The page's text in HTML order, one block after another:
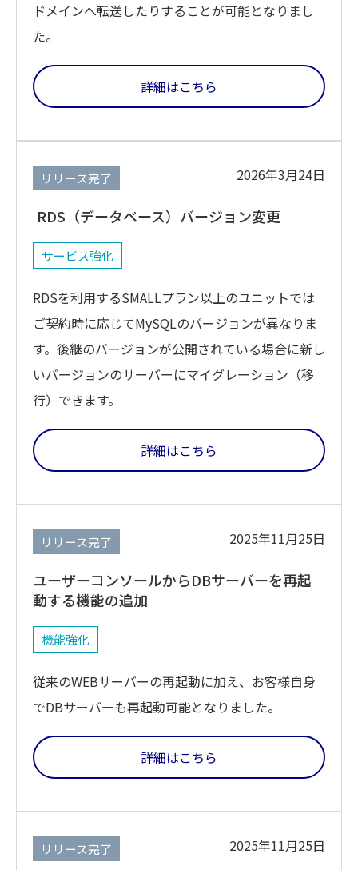
ドメインへ転送したりすることが可能となりまし
た。
詳細はこちら
リリース完了 2026年3月24日
RDS（データベース）バージョン変更
サービス強化
RDSを利用するSMALLプラン以上のユニットでは
ご契約時に応じてMySQLのバージョンが異なりま
す。後継のバージョンが公開されている場合に新し
いバージョンのサーバーにマイグレーション（移
行）できます。
詳細はこちら
リリース完了 2025年11月25日
ユーザーコンソールからDBサーバーを再起
動する機能の追加
機能強化
従来のWEBサーバーの再起動に加え、お客様自身
でDBサーバーも再起動可能となりました。
詳細はこちら
リリース完了 2025年11月25日